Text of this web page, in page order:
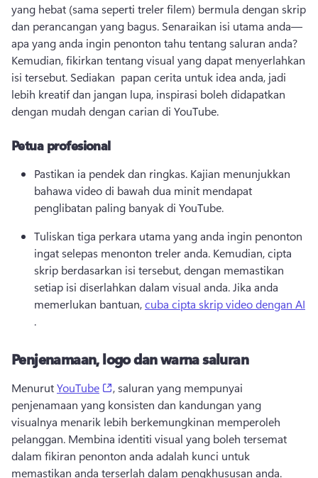
yang hebat (sama seperti treler filem) bermula dengan skrip
dan perancangan yang bagus. Senaraikan isi utama anda—
Kemudian, fikirkan tentang visual yang dapat menyerlahkan
isi tersebut. Sediakan papan cerita untuk idea anda, jadi
lebih kreatif dan jangan lupa, inspirasi boleh didapatkan
dengan mudah dengan carian di YouTube.
Petua profesional
Pastikan ia pendek dan ringkas. Kajian menunjukkan
bahawa video di bawah dua minit mendapat
penglibatan paling banyak di YouTube.
Tuliskan tiga perkara utama yang anda ingin penonton
ingat selepas menonton treler anda. Kemudian, cipta
skrip berdasarkan isi tersebut, dengan memastikan
setiap isi diserlahkan dalam visual anda. Jika anda
memerlukan bantuan, cuba cipta skrip video dengan AI
.
Penjenamaan, logo dan warna saluran
Menurut YouTube (opens in a new tab)
, saluran yang mempunyai
penjenamaan yang konsisten dan kandungan yang
visualnya menarik lebih berkemungkinan memperoleh
pelanggan. Membina identiti visual yang boleh tersemat
dalam fikiran penonton anda adalah kunci untuk